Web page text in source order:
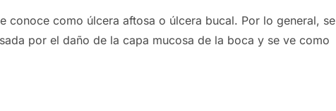
entrada:
entrada:
conoce como úlcera aftosa o úlcera bucal. Por lo general, se
por el daño de la capa mucosa de la boca y se ve como